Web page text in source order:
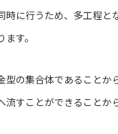
時に行うため、多工程
す。
型の集合体であること
流すことができること